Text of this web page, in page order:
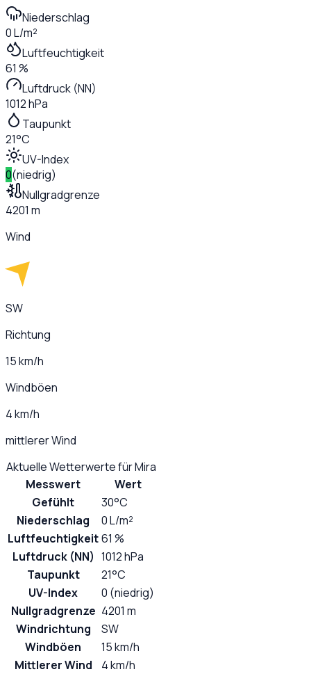
Niederschlag
0 L/m²
Luftfeuchtigkeit
61 %
Luftdruck (NN)
1012 hPa
Taupunkt
21°C
UV-Index
0(niedrig)
Nullgradgrenze
4201 m
Wind
SW
Richtung
15 km/h
Windböen
4 km/h
mittlerer Wind
Aktuelle Wetterwerte fürMira
Messwert
Wert
Gefühlt
30°C
Niederschlag
0 L/m²
Luftfeuchtigkeit61 %
Luftdruck (NN) 1012 hPa
Taupunkt
21°C
UV-Index
0 (niedrig)
Nullgradgrenze 4201 m
Windrichtung
SW
Windböen
15 km/h
Mittlerer Wind
4 km/h